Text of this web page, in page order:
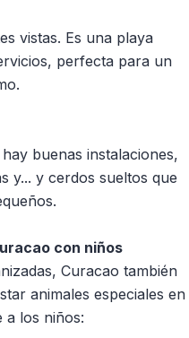
vistas. Es una playa
perfecta para un
buenas instalaciones,
y... y cerdos sueltos que
con niños
Curacao también
animales especiales en
a los niños: